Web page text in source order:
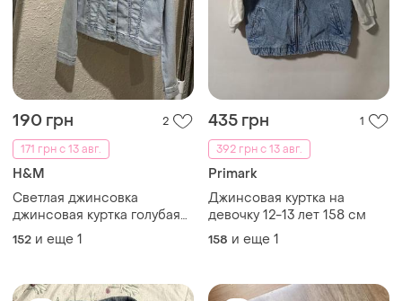
190 грн
2
171 грн с 13 авг.
H&M
Светлая джинсовка
джинсовая куртка голубая
152
152 и еще 1
435 грн
1
392 грн с 13 авг.
Primark
Джинсовая куртка на
девочку 12-13 лет 158 см
158 и еще 1